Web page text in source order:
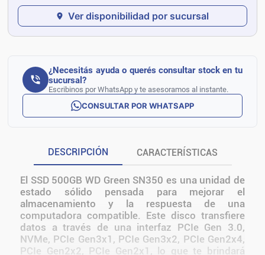
Ver disponibilidad por sucursal
¿Necesitás ayuda o querés consultar stock en tu
sucursal?
Escribinos por WhatsApp y te asesoramos al instante.
CONSULTAR POR WHATSAPP
DESCRIPCIÓN CARACTERÍSTICAS
El SSD 500GB WD Green SN350 es una unidad de
estado sólido pensada para mejorar el
almacenamiento y la respuesta de una
computadora compatible. Este disco transfiere
datos a través de una interfaz PCIe Gen 3.0,
NVMe, PCIe Gen3x1, PCIe Gen3x2, PCIe Gen2x4,
PCIe Gen2x2, PCIe Gen2x1, lo que te brindará